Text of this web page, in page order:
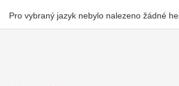
Pro vybraný jazyk nebylo nalezeno žádné